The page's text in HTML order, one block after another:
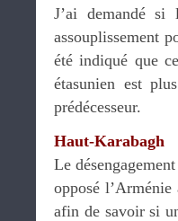
J’ai demandé si
assouplissement
été indiqué que
étasunien est
prédécesseur.
Haut-Karabagh
Le
opposé l’Arménie
afin de savoir si